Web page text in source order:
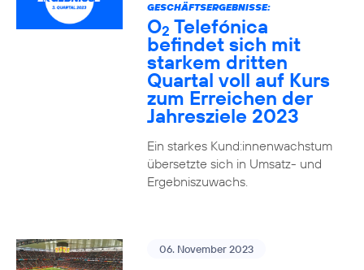
GESCHÄFTSERGEBNISSE:
O2 Telefónica
befindet sich mit
starkem dritten
Quartal voll auf Kurs
zum Erreichen der
Jahresziele 2023
Ein starkes Kund:innenwachstum
übersetzte sich in Umsatz- und
Ergebniszuwachs.
06. November 2023